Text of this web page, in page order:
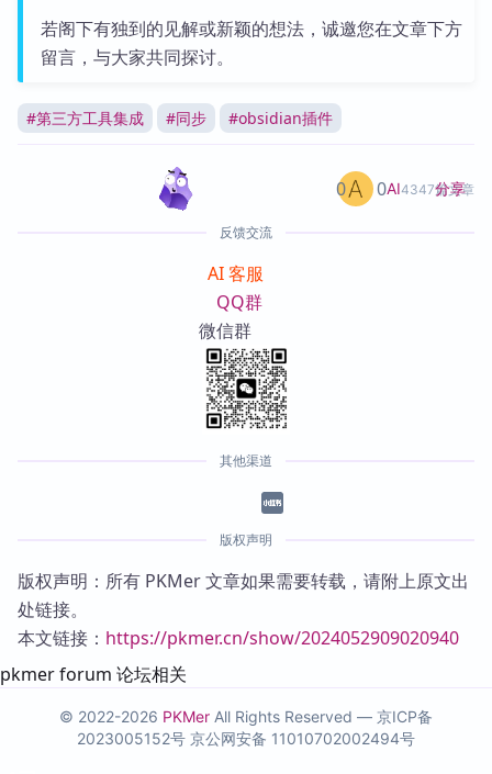
若阁下有独到的见解或新颖的想法，诚邀您在文章下方
留言，与大家共同探讨。
#第三方工具集成 #同步 #obsidian插件
AI4347篇文章
0 0 分享
反馈交流
AI 客服
QQ群
微信群
其他渠道
版权声明
版权声明：所有 PKMer 文章如果需要转载，请附上原文出
处链接。
本文链接： https://pkmer.cn/show/2024052909020940
pkmer forum 论坛相关
© 2022-2026 PKMer All Rights Reserved — 京ICP备
2023005152号 京公网安备 11010702002494号